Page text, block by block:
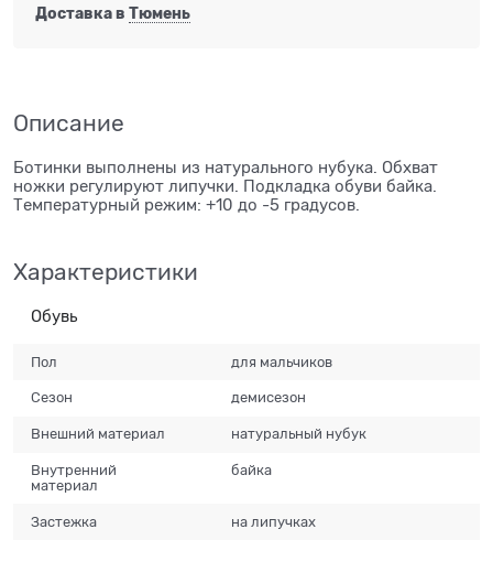
Доставка в Тюмень
Описание
Ботинки выполнены из натурального нубука. Обхват
ножки регулируют липучки. Подкладка обуви байка.
Температурный режим: +10 до -5 градусов.
Характеристики
Обувь
Пол для мальчиков
Сезон демисезон
Внешний материал натуральный нубук
Внутренний
материал
байка
Застежка на липучках